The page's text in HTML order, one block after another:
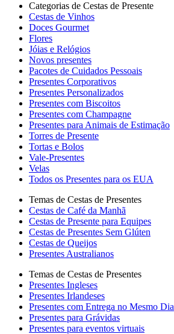
Categorias de Cestas de Presente
Cestas de Vinhos
Doces Gourmet
Flores
Jóias e Relógios
Novos presentes
Pacotes de Cuidados Pessoais
Presentes Corporativos
Presentes Personalizados
Presentes com Biscoitos
Presentes com Champagne
Presentes para Animais de Estimação
Torres de Presente
Tortas e Bolos
Vale-Presentes
Velas
Todos os Presentes para os EUA
Temas de Cestas de Presentes
Cestas de Café da Manhã
Cestas de Presente para Equipes
Cestas de Presentes Sem Glúten
Cestas de Queijos
Presentes Australianos
Temas de Cestas de Presentes
Presentes Ingleses
Presentes Irlandeses
Presentes com Entrega no Mesmo Dia
Presentes para Grávidas
Presentes para eventos virtuais